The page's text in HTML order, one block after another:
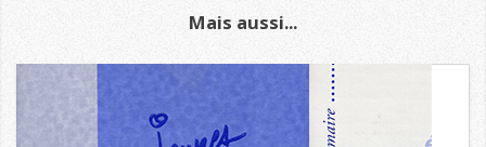
Mais aussi...